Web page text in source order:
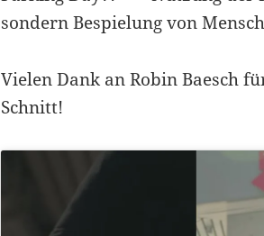
sondern Bespielung von
Vielen Dank an Robin Baesch
Schnitt!